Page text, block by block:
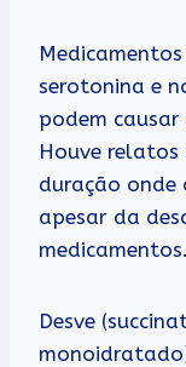
serotonina e
podem
Houve
duração onde
apesar da
medicamentos.
Desve